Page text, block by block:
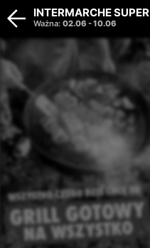
INTERMARCHE SUPER
Ważna: 02.06 -10.06